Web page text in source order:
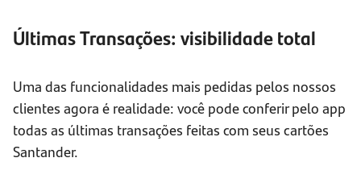
Últimas Transações: visibilidade total
Uma das funcionalidades mais pedidas pelos nossos
clientes agora é realidade: você pode conferir pelo app
todas as últimas transações feitas com seus cartões
Santander.